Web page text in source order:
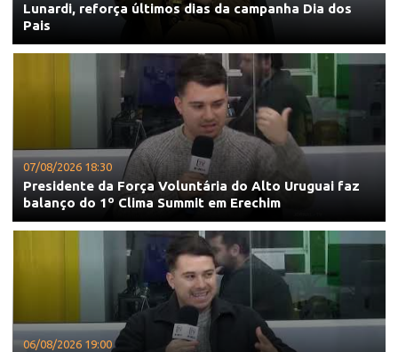
Lunardi, reforça últimos dias da campanha Dia dos
Pais
07/08/2026 18:30
Presidente da Força Voluntária do Alto Uruguai faz
balanço do 1º Clima Summit em Erechim
06/08/2026 19:00